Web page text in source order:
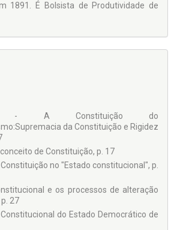
1891. É Bolsista de Produtividade de
- A Constituição do
da Constituição e Rigidez
de Constituição, p. 17
no "Estado constitucional", p.
e os processos de alteração
27
do Estado Democrático de